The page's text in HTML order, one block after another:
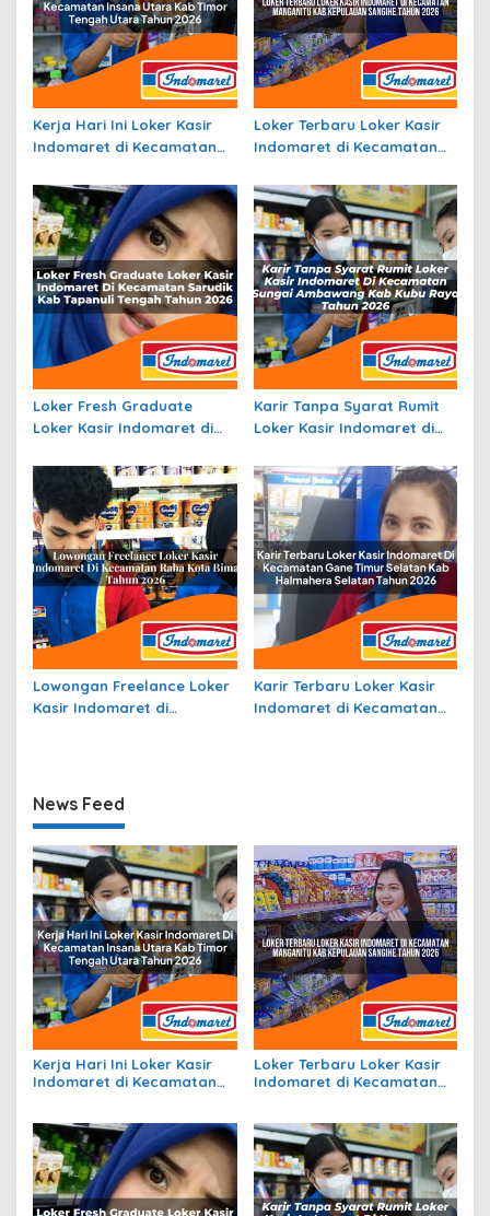
Kerja Hari Ini Loker Kasir
Indomaret di Kecamatan
Tengah Utara Tahun 2026
Loker Terbaru Loker Kasir
Indomaret di Kecamatan
Sangihe Tahun 2026
Loker Fresh Graduate
Loker Kasir Indomaret di
Tapanuli Tengah Tahun
2026
Karir Tanpa Syarat Rumit
Loker Kasir Indomaret di
Ambawang, Kab. Kubu
Raya Tahun 2026
Lowongan Freelance Loker
Kasir Indomaret di
Karir Terbaru Loker Kasir
Indomaret di Kecamatan
News Feed
Kerja Hari Ini Loker Kasir
Indomaret di Kecamatan
Loker Terbaru Loker Kasir
Indomaret di Kecamatan